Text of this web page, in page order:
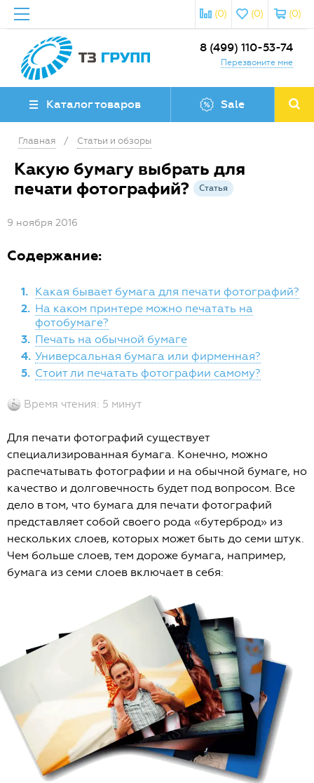
(0)
(0)
(0)
8 (499) 110-53-74
Перезвоните мне
Каталог товаров Sale
Главная / Статьи и обзоры
Какую бумагу выбрать для
печати фотографий?
Статья
9 ноября 2016
Содержание:
1. Какая бывает бумага для печати фотографий?
2. На каком принтере можно печатать на
фотобумаге?
3. Печать на обычной бумаге
4. Универсальная бумага или фирменная?
5. Стоит ли печатать фотографии самому?
Время чтения: 5 минут
Для печати фотографий существует
специализированная бумага. Конечно, можно
распечатывать фотографии и на обычной бумаге, но
качество и долговечность будет под вопросом. Все
дело в том, что бумага для печати фотографий
представляет собой своего рода «бутерброд» из
нескольких слоев, которых может быть до семи штук.
Чем больше слоев, тем дороже бумага, например,
бумага из семи слоев включает в себя: